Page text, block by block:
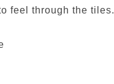
feel through the tiles.